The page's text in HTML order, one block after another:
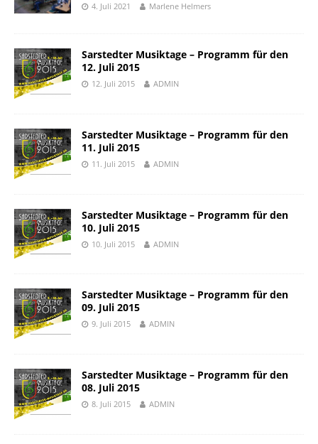
4. Juli 2021 Marlene Helmers
Sarstedter Musiktage – Programm für den
12. Juli 2015
12. Juli 2015 ADMIN
Sarstedter Musiktage – Programm für den
11. Juli 2015
11. Juli 2015 ADMIN
Sarstedter Musiktage – Programm für den
10. Juli 2015
10. Juli 2015 ADMIN
Sarstedter Musiktage – Programm für den
09. Juli 2015
9. Juli 2015 ADMIN
Sarstedter Musiktage – Programm für den
08. Juli 2015
8. Juli 2015 ADMIN